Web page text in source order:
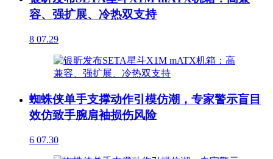
容、强扩展、冷热双支持
8 07.29
蜘蛛侠单手支撑动作引模仿潮，专家警示盲目
效仿致手腕肩袖损伤风险
6 07.30